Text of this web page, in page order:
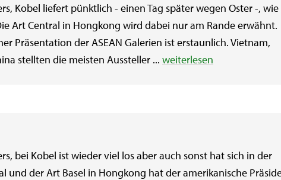
Kobel liefert pünktlich - einen Tag später wegen Oster -, wie
Art Central in Hongkong wird dabei nur am Rande erwähnt.
Präsentation der ASEAN Galerien ist erstaunlich. Vietnam,
stellten die meisten Aussteller ... weiterlesen
bei Kobel ist wieder viel los aber auch sonst hat sich in der
der Art Basel in Hongkong hat der amerikanische